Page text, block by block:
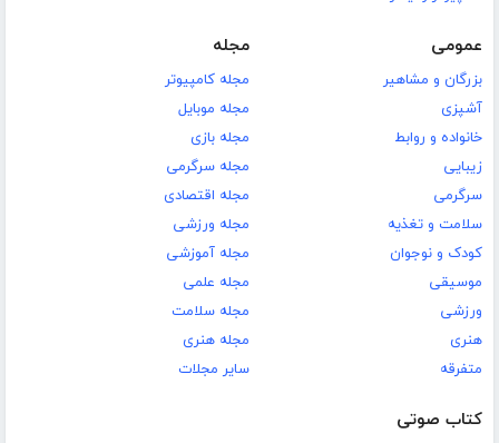
عمومی
بزرگان و مشاهیر
آشپزی
خانواده و روابط
زیبایی
سرگرمی
سلامت و تغذیه
کودک و نوجوان
موسیقی
ورزشی
هنری
متفرقه
مجله
مجله کامپیوتر
مجله موبایل
مجله بازی
مجله سرگرمی
مجله اقتصادی
مجله ورزشی
مجله آموزشی
مجله علمی
مجله سلامت
مجله هنری
سایر مجلات
کتاب صوتی